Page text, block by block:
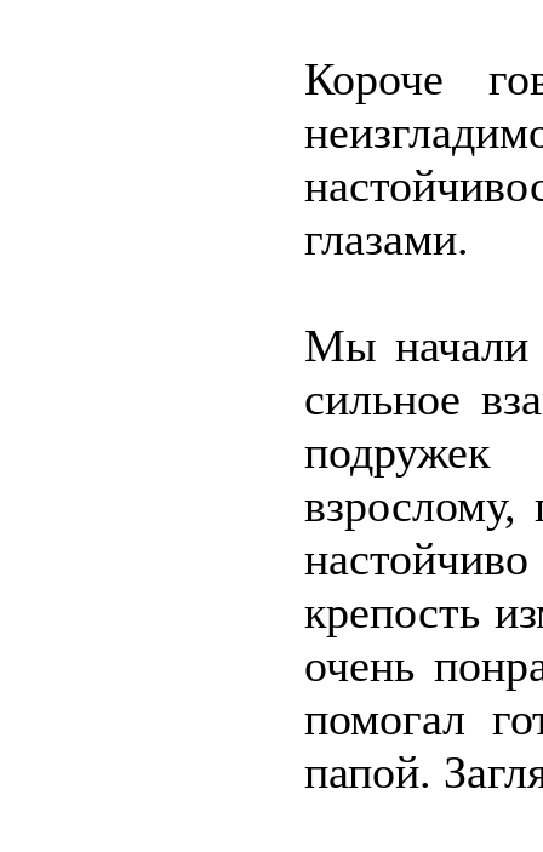
Короче
глазами.
Мы начали
сильное
крепость
очень
помогал
папой.